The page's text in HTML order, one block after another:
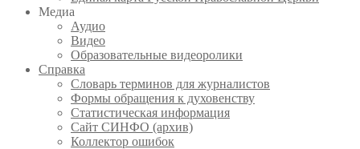
Медиа
Аудио
Видео
Образовательные видеоролики
Справка
Словарь терминов для журналистов
Формы обращения к духовенству
Статистическая информация
Сайт СИНФО (архив)
Коллектор ошибок